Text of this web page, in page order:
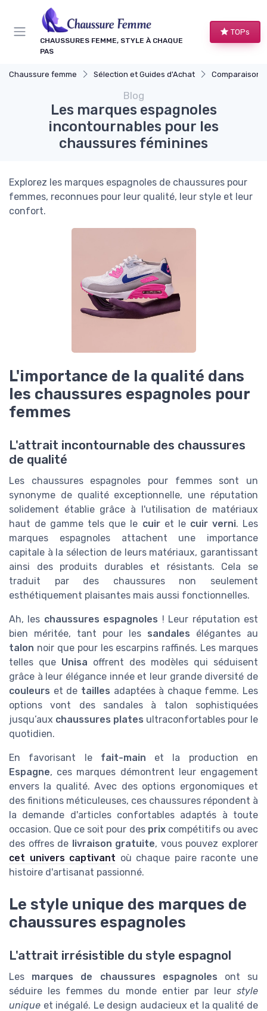
CHAUSSURES FEMME, STYLE À CHAQUE
PAS
TOPs
Chaussure femme Sélection et Guides d'Achat
Blog
Les marques espagnoles
incontournables pour les
chaussures féminines
Explorez les marques espagnoles de chaussures pour
femmes, reconnues pour leur qualité, leur style et leur
confort.
L'importance de la qualité dans
les chaussures espagnoles pour
femmes
L'attrait incontournable des chaussures
de qualité
Les chaussures espagnoles pour femmes sont un
synonyme de qualité exceptionnelle, une réputation
solidement établie grâce à l'utilisation de matériaux
haut de gamme tels que le cuiret le cuir verni. Les
marques espagnoles attachent une importance
capitale à la sélection de leurs matériaux, garantissant
ainsi des produits durables et résistants. Cela se
traduit par des chaussures non seulement
esthétiquement plaisantes mais aussi fonctionnelles.
Ah, les chaussures espagnoles ! Leur réputation est
bien méritée, tant pour les sandales élégantes au
talon noir que pour les escarpins raffinés. Les marques
telles que Unisa offrent des modèles qui séduisent
grâce à leur élégance innée et leur grande diversité de
couleurs et de tailles adaptées à chaque femme. Les
options vont des sandales à talon sophistiquées
jusqu’aux chaussures plates ultraconfortables pour le
quotidien.
En favorisant le fait-main et la production en
Espagne, ces marques démontrent leur engagement
envers la qualité. Avec des options ergonomiques et
des finitions méticuleuses, ces chaussures répondent à
la demande d'articles confortables adaptés à toute
occasion. Que ce soit pour des prixcompétitifs ou avec
des offres de livraison gratuite, vous pouvez explorer
cet univers captivant où chaque paire raconte une
histoire d'artisanat passionné.
Le style unique des marques de
chaussures espagnoles
L'attrait irrésistible du style espagnol
Les marques de chaussures espagnoles ont su
séduire les femmes du monde entier par leur style
unique et inégalé. Le design audacieux et la qualité de
Panneau de gestion des cookies